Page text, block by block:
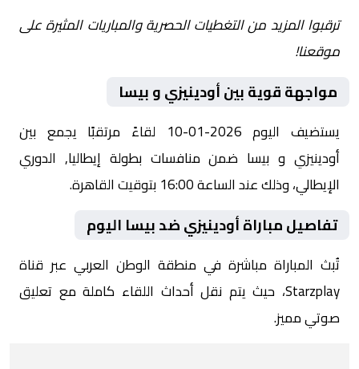
ترقبوا المزيد من التغطيات الحصرية والمباريات المثيرة على
موقعنا!
مواجهة قوية بين أودينيزي و بيسا
يستضيف اليوم 2026-01-10 لقاءً مرتقبًا يجمع بين
أودينيزي و بيسا ضمن منافسات بطولة إيطاليا, الدوري
الإيطالي، وذلك عند الساعة 16:00 بتوقيت القاهرة.
تفاصيل مباراة أودينيزي ضد بيسا اليوم
تُبث المباراة مباشرة في منطقة الوطن العربي عبر قناة
Starzplay، حيث يتم نقل أحداث اللقاء كاملة مع تعليق
صوتي مميز.